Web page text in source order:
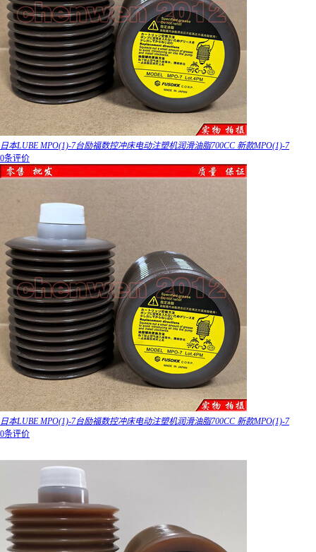
日本LUBE MPO(1)-7台励福数控冲床电动注塑机润滑油脂700CC 新款MPO(1)-7
0条评价
日本LUBE MPO(1)-7台励福数控冲床电动注塑机润滑油脂700CC 新款MPO(1)-7
0条评价